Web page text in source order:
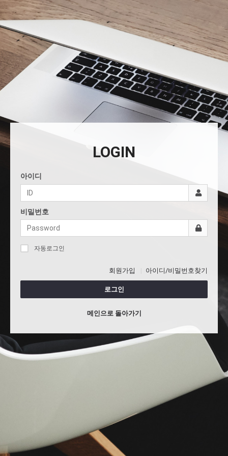
LOGIN
아이디
비밀번호
자동로그인
회원가입 아이디/비밀번호찾기
로그인
메인으로 돌아가기